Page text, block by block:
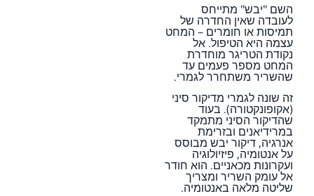
השם "יבש" מתייחס
לעובדה שאין החדרה של
תמיסות או חומרים – המחט
עצמה היא הטיפול. אל
נקודת הטריגר מוחדרת
המחט מספר פעמים עד
שהשריר משתחרר לגמרי.
זה שונה לגמרי מדיקור סיני
(אקופונקטורה). בעוד
שהדיקור הסיני מתמקד
במרידיאנים ובזרימת
אנרגיה, דיקור יבש מבוסס
על אנטומיה, פיזיולוגיה
ועקרונות מכאניים. הוא חודר
אל עומק השריר ומצריך
שליטה מלאה באנטומיה.